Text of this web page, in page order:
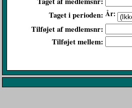
Taget i perioden: År:
Tilføjet af medlemsnr:
Tilføjet mellem: